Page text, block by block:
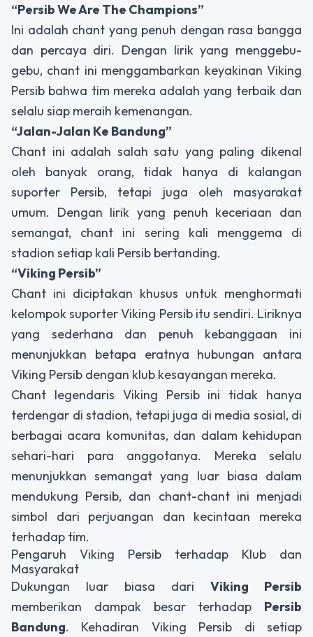
“Persib We Are The Champions”
Ini adalah chant yang penuh dengan rasa bangga
dan percaya diri. Dengan lirik yang menggebu-
gebu, chant ini menggambarkan keyakinan Viking
Persib bahwa tim mereka adalah yang terbaik dan
selalu siap meraih kemenangan.
“Jalan-Jalan Ke Bandung”
Chant ini adalah salah satu yang paling dikenal
oleh banyak orang, tidak hanya di kalangan
suporter Persib, tetapi juga oleh masyarakat
umum. Dengan lirik yang penuh keceriaan dan
semangat, chant ini sering kali menggema di
stadion setiap kali Persib bertanding.
“Viking Persib”
Chant ini diciptakan khusus untuk menghormati
kelompok suporter Viking Persib itu sendiri. Liriknya
yang sederhana dan penuh kebanggaan ini
menunjukkan betapa eratnya hubungan antara
Viking Persib dengan klub kesayangan mereka.
Chant legendaris Viking Persibini tidak hanya
terdengar di stadion, tetapi juga di media sosial, di
berbagai acara komunitas, dan dalam kehidupan
sehari-hari para anggotanya. Mereka selalu
menunjukkan semangat yang luar biasa dalam
mendukung Persib, dan chant-chant ini menjadi
simbol dari perjuangan dan kecintaan mereka
terhadap tim.
Pengaruh Viking Persib terhadap Klub dan
Masyarakat
Dukungan luar biasa dari Viking Persib
memberikan dampak besar terhadap Persib
Bandung. Kehadiran Viking Persib di setiap